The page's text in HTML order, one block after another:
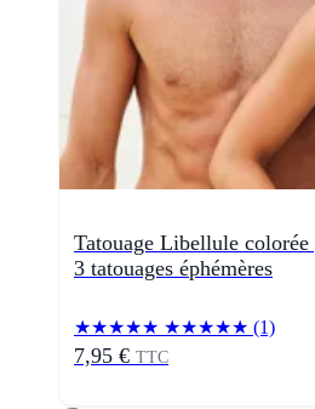
Tatouage Libellule
3 tatouages éphémères
★★★★★ ★★★★★ (1)
7,95 € TTC